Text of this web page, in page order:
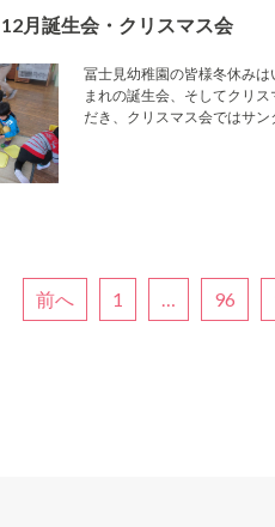
12月誕生会・クリスマス会
冨士見幼稚園の皆様冬休み
まれの誕生会、そしてクリ
だき、クリスマス会ではサ
前へ 1 96